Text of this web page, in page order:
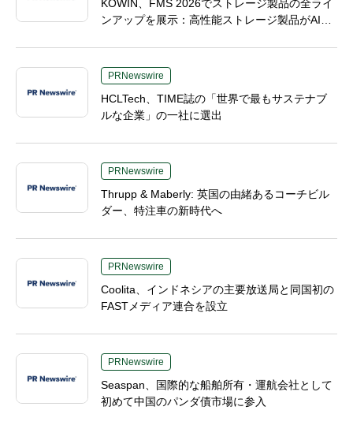
KOWIN、FMS 2026でストレージ製品の全ライ
ンアップを展示：高性能ストレージ製品がAI分
PRNewswire
HCLTech、TIME誌の「世界で最もサステナブ
ルな企業」の一社に選出
PRNewswire
Thrupp & Maberly: 英国の由緒あるコーチビル
ダー、特注車の新時代へ
PRNewswire
Coolita、インドネシアの主要放送局と同国初の
FASTメディア連合を設立
PRNewswire
Seaspan、国際的な船舶所有・運航会社として
初めて中国のパンダ債市場に参入